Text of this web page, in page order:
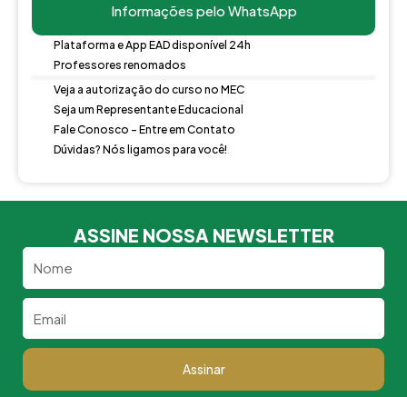
Informações pelo WhatsApp
Plataforma e App EAD disponível 24h
Professores renomados
Veja a autorização do curso no MEC
Seja um Representante Educacional
Fale Conosco - Entre em Contato
Dúvidas? Nós ligamos para você!
ASSINE NOSSA NEWSLETTER
Assinar